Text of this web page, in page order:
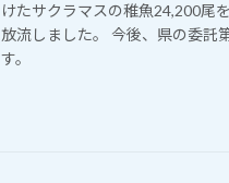
けたサクラマスの稚魚24,200尾
放流しました。 今後、県の委託
す。